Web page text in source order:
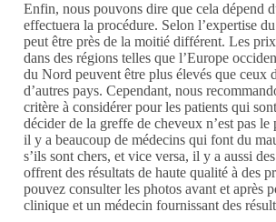
Enfin, nous pouvons dire que cela dépend
effectuera la procédure. Selon l’expertise
peut être près de la moitié différent. Les
dans des régions telles que l’Europe
du Nord peuvent être plus élevés que ceux
d’autres pays. Cependant, nous
critère à considérer pour les patients qui
décider de la greffe de cheveux n’est pas
il y a beaucoup de médecins qui font du
s’ils sont chers, et vice versa, il y a aussi
offrent des résultats de haute qualité à des
pouvez consulter les photos avant et après
clinique et un médecin fournissant des